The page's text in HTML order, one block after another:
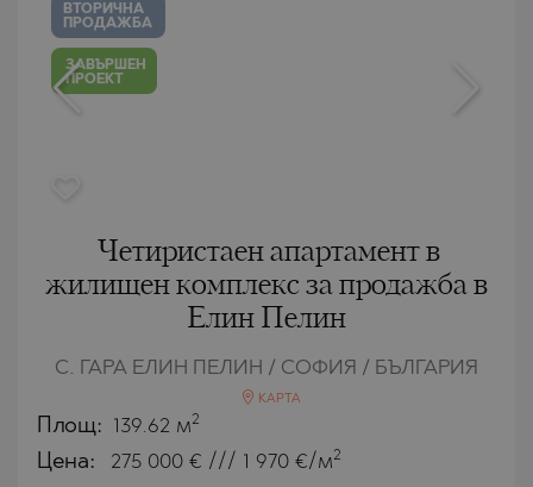
ВТОРИЧНА
ПРОДАЖБА
ЗАВЪРШЕН
ПРОЕКТ
Четиристаен апартамент в
жилищен комплекс за продажба в
Елин Пелин
С. ГАРА ЕЛИН ПЕЛИН / СОФИЯ / БЪЛГАРИЯ
КАРТА
Площ: 139.62 м2
Цена: 275 000 € /// 1 970 €/м2